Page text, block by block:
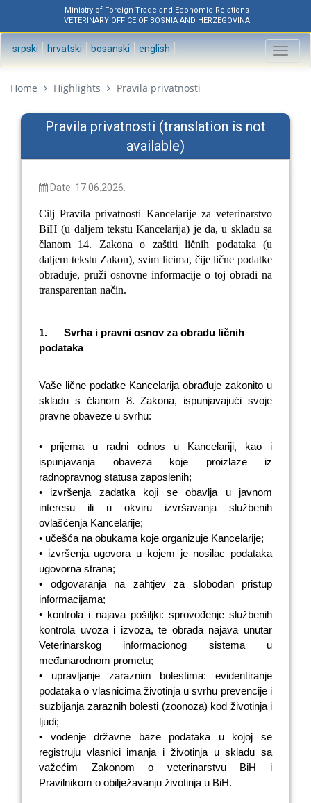
Ministry of Foreign Trade and Economic Relations
VETERINARY OFFICE OF BOSNIA AND HERZEGOVINA
srpski hrvatski bosanski english
Toggle
Home Highlights Pravila privatnosti
Pravila privatnosti (translation is not
available)
Date: 17.06.2026.
Cilj Pravila privatnosti Kancelarije za veterinarstvo
BiH (u daljem tekstu Kancelarija) je da, u skladu sa
članom 14. Zakona o zaštiti ličnih podataka (u
daljem tekstu Zakon), svim licima, čije lične podatke
obrađuje, pruži osnovne informacije o toj obradi na
transparentan način.
1.
Svrha i pravni osnov za obradu ličnih
podataka
Vaše lične podatke Kancelarija obrađuje zakonito u
skladu s članom 8. Zakona, ispunjavajući svoje
pravne obaveze u svrhu:
• prijema u radni odnos u Kancelariji, kao i
ispunjavanja obaveza koje proizlaze iz
radnopravnog statusa zaposlenih;
• izvršenja zadatka koji se obavlja u javnom
interesu ili u okviru izvršavanja službenih
ovlašćenja Kancelarije;
• učešća na obukama koje organizuje Kancelarije;
• izvršenja ugovora u kojem je nosilac podataka
ugovorna strana;
• odgovaranja na zahtjev za slobodan pristup
informacijama;
• kontrola i najava pošiljki: sprovođenje službenih
kontrola uvoza i izvoza, te obrada najava unutar
Veterinarskog informacionog sistema u
međunarodnom prometu;
• upravljanje zaraznim bolestima: evidentiranje
podataka o vlasnicima životinja u svrhu prevencije i
suzbijanja zaraznih bolesti (zoonoza) kod životinja i
ljudi;
• vođenje državne baze podataka u kojoj se
registruju vlasnici imanja i životinja u skladu sa
važećim Zakonom o veterinarstvu BiH i
Pravilnikom o obilježavanju životinja u BiH.